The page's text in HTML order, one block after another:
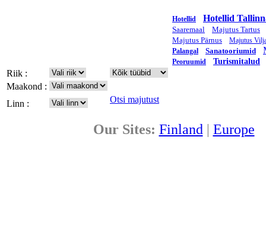
Hotellid Hotellid
Saaremaal
Majutus Tartus
Majutus Pärnus
Majutus
Palangal
Sanatooriumid
Peoruumid Turismitalud
Riik :
Maakond :
Linn :
Otsi majutust
Our Sites: Finland | Europe